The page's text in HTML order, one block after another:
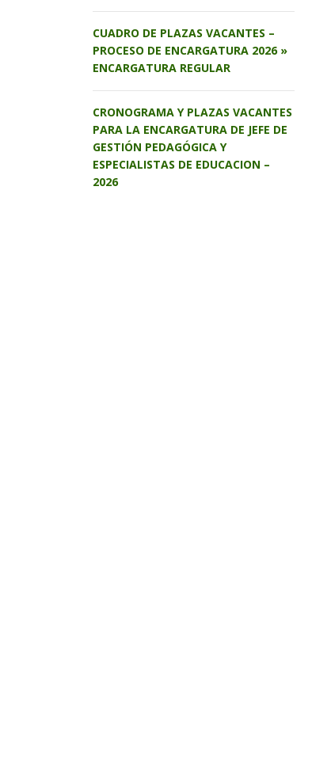
CUADRO DE PLAZAS VACANTES –
PROCESO DE ENCARGATURA 2026 »
ENCARGATURA REGULAR
CRONOGRAMA Y PLAZAS VACANTES
PARA LA ENCARGATURA DE JEFE DE
GESTIÓN PEDAGÓGICA Y
ESPECIALISTAS DE EDUCACION –
2026